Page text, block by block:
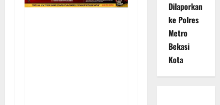
Dilaporkan
ke Polres
Metro
Bekasi
Kota